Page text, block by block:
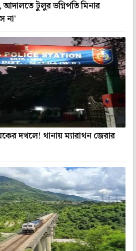
টুলুর ভগ্নিপতি মিনার
না'
দখলে! থানায় ম্যারাথন জেরার